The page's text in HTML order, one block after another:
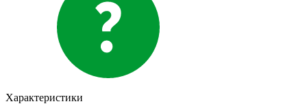
Характеристики